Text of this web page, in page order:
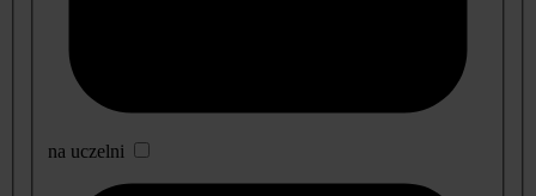
na uczelni